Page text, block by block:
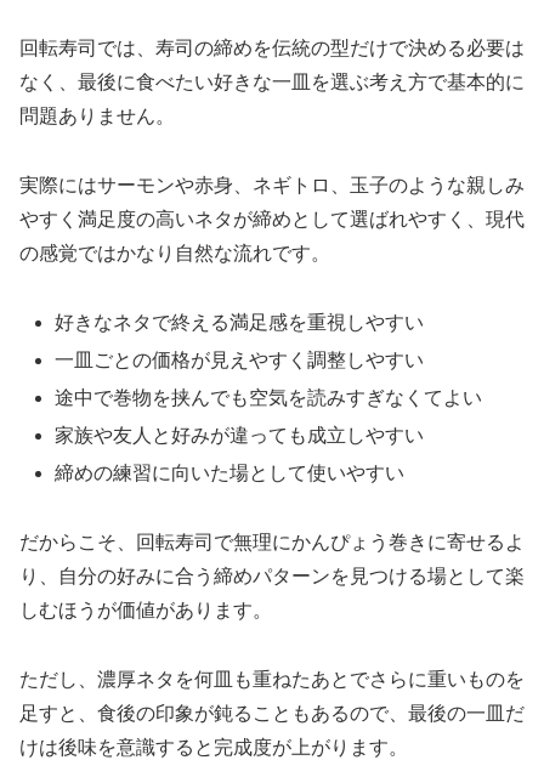
回転寿司では、寿司の締めを伝統の型だけで決める必要は
なく、最後に食べたい好きな一皿を選ぶ考え方で基本的に
問題ありません。
実際にはサーモンや赤身、ネギトロ、玉子のような親しみ
やすく満足度の高いネタが締めとして選ばれやすく、現代
の感覚ではかなり自然な流れです。
好きなネタで終える満足感を重視しやすい
一皿ごとの価格が見えやすく調整しやすい
途中で巻物を挟んでも空気を読みすぎなくてよい
家族や友人と好みが違っても成立しやすい
締めの練習に向いた場として使いやすい
だからこそ、回転寿司で無理にかんぴょう巻きに寄せるよ
り、自分の好みに合う締めパターンを見つける場として楽
しむほうが価値があります。
ただし、濃厚ネタを何皿も重ねたあとでさらに重いものを
足すと、食後の印象が鈍ることもあるので、最後の一皿だ
けは後味を意識すると完成度が上がります。